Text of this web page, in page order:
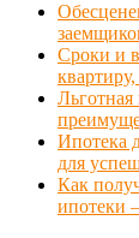
Сроки и
Льготная
Ипотека
для
Как
ипотеки